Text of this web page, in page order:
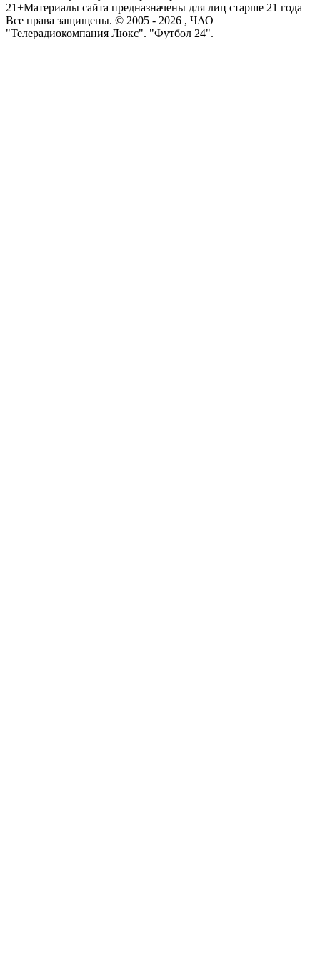
21+Материалы сайта предназначены для лиц старше 21 года
Все права защищены. © 2005 - 2026 , ЧАО
"Телерадиокомпания Люкс". "Футбол 24".